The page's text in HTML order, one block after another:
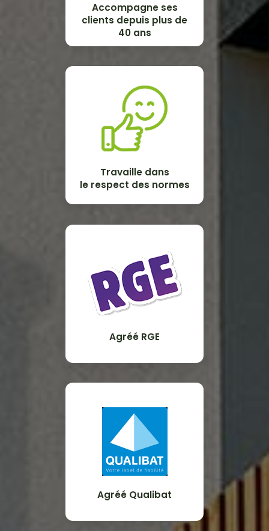
Accompagne ses
clients depuis plus de
40 ans
Travaille dans
le respect des normes
Agréé RGE
Agréé Qualibat